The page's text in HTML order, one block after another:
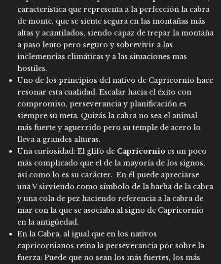
característica que representa a la perfección la cabra
de monte, que se siente segura en las montañas más
altas y acantilados, siendo capaz de trepar la montaña
a paso lento pero seguro y sobrevivir a las
inclemencias climáticas y a las situaciones mas
hostiles.
Uno de los principios del nativo de Capricornio hace
resonar esta cualidad. Escalar hacia el éxito con
compromiso, perseverancia y planificación es
siempre su meta. Quizás la cabra no sea el animal
más fuerte y aguerrido pero su temple de acero lo
lleva a grandes alturas.
Una curiosidad: El glifo de Capricornio es un poco
más complicado que el de la mayoría de los signos,
así como lo es su carácter. En él puede apreciarse
una V sirviendo como símbolo de la barba de la cabra
y una cola de pez haciendo referencia a la cabra de
mar con la que se asociaba al signo de Capricornio
en la antigüedad.
En la Cabra, al igual que en los nativos
capricornianos reina la perseverancia por sobre la
fuerza: Puede que no sean los más fuertes, los más